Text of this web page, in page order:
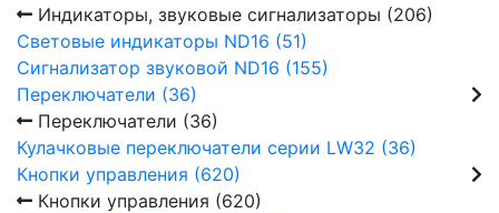
Индикаторы, звуковые сигнализаторы (206)
Световые индикаторы ND16 (51)
Сигнализатор звуковой ND16 (155)
Переключатели (36)
Переключатели (36)
Кулачковые переключатели серии LW32 (36)
Кнопки управления (620)
Кнопки управления (620)